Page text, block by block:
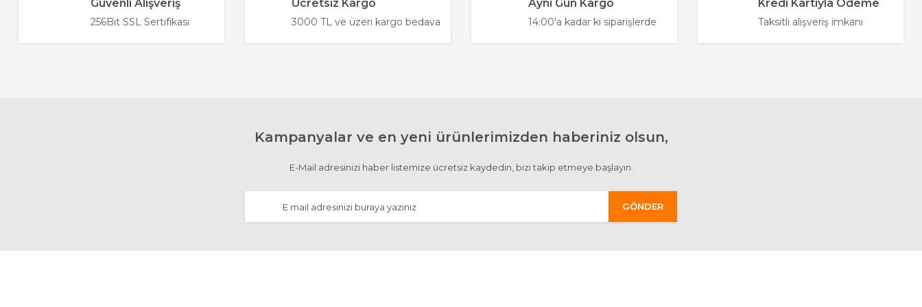
Ürün açıklamasında eksik bilgiler bulunuyor.
Gönder
Güvenli Alışveriş
256Bit SSL Sertifikası
Ücretsiz Kargo
3000 TL ve üzeri kargo bedava
Aynı Gün Kargo
14:00'a kadar ki siparişlerde
Kredi Kartıyla Ödeme
Taksitli alışveriş imkanı
Kampanyalar ve en yeni ürünlerimizden haberiniz olsun,
E-Mail adresinizi haber listemize ücretsiz kaydedin, bizi takip etmeye başlayın.
GÖNDER